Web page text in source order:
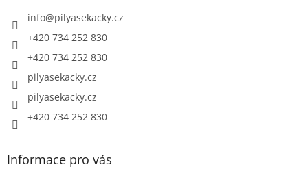
info@pilyasekacky.cz
+420 734 252 830
+420 734 252 830
pilyasekacky.cz
pilyasekacky.cz
+420 734 252 830
Informace pro vás